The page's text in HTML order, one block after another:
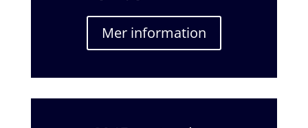
Mer information